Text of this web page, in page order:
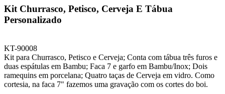
Kit Churrasco, Petisco, Cerveja E Tábua
Personalizado
KT-90008
Kit para Churrasco, Petisco e Cerveja; Conta com tábua três furos e
duas espátulas em Bambu; Faca 7 e garfo em Bambu/Inox; Dois
ramequins em porcelana; Quatro taças de Cerveja em vidro. Como
cortesia, na faca 7" fazemos uma gravação com os cortes do boi.